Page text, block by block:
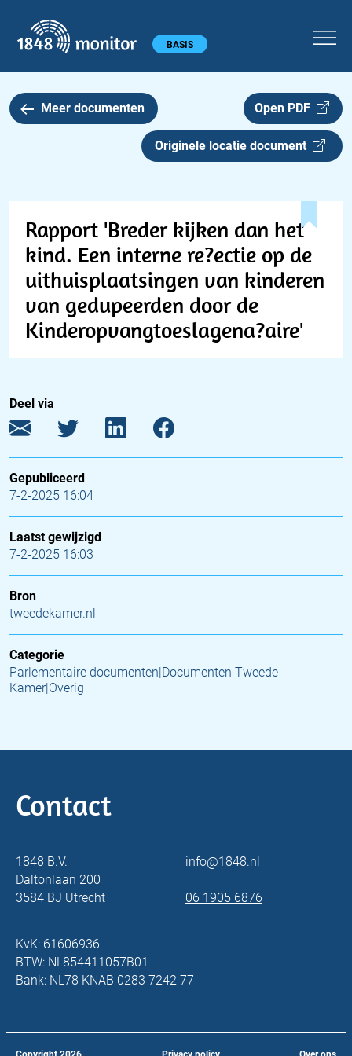
Hoofdmenu BASIS
Meer documenten Open PDF
Originele locatie document
Rapport 'Breder kijken dan het
kind. Een interne re?ectie op de
uithuisplaatsingen van kinderen
van gedupeerden door de
Kinderopvangtoeslagena?aire'
Deel via
Gepubliceerd
7-2-2025 16:04
Laatst gewijzigd
7-2-2025 16:03
Bron
tweedekamer.nl
Categorie
Parlementaire documenten|Documenten Tweede
Kamer|Overig
Contact
1848 B.V.
Daltonlaan 200
3584 BJ Utrecht
info@1848.nl
06 1905 6876
KvK: 61606936
BTW: NL854411057B01
Bank: NL78 KNAB 0283 7242 77